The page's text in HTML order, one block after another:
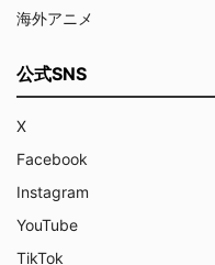
海外アニメ
公式SNS
X
Facebook
Instagram
YouTube
TikTok